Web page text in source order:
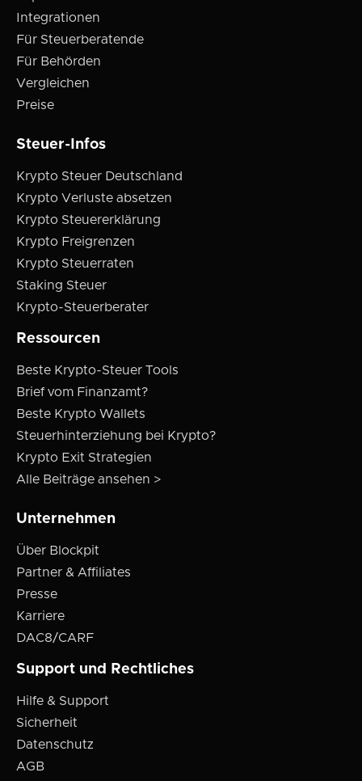
Integrationen
Für Steuerberatende
Für Behörden
Vergleichen
Preise
Steuer-Infos
Krypto Steuer Deutschland
Krypto Verluste absetzen
Krypto Steuererklärung
Krypto Freigrenzen
Krypto Steuerraten
Staking Steuer
Krypto-Steuerberater
Ressourcen
Beste Krypto-Steuer Tools
Brief vom Finanzamt?
Beste Krypto Wallets
Steuerhinterziehung bei Krypto?
Krypto Exit Strategien
Alle Beiträge ansehen >
Unternehmen
Über Blockpit
Partner & Affiliates
Presse
Karriere
DAC8/CARF
Support und Rechtliches
Hilfe & Support
Sicherheit
Datenschutz
AGB